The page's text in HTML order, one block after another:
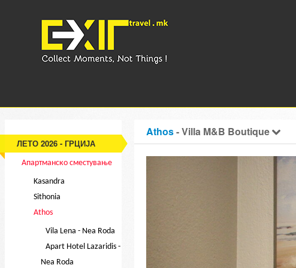
ЛЕТО 2026 - ГРЦИЈА
Апартманско сместување
Kasandra
Sithonia
Athos
Vila Lena - Nea Roda
Apart Hotel Lazaridis -
Nea Roda
Athos- Villa M&B Boutique